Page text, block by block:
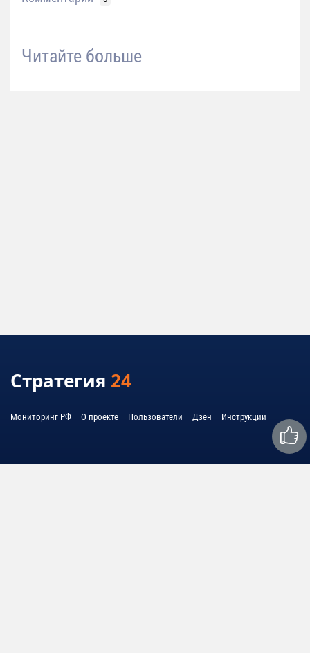
Читайте больше
Стратегия 24
Мониторинг РФ О проекте Пользователи Дзен Инструкции